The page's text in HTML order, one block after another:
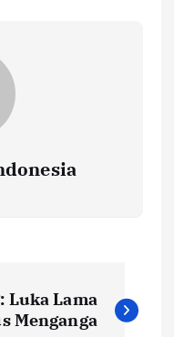
Luka Lama
Menganga